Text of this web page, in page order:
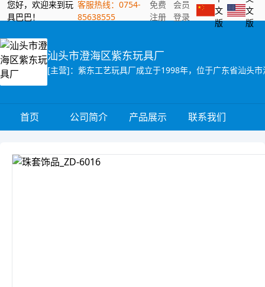
您好，欢迎来到玩
具巴巴！
客服热线：0754-
85638555
免费
注册
会员
登录
文
版
文
版
汕头市澄海区紫东玩具厂
首页 公司简介 产品展示 联系我们